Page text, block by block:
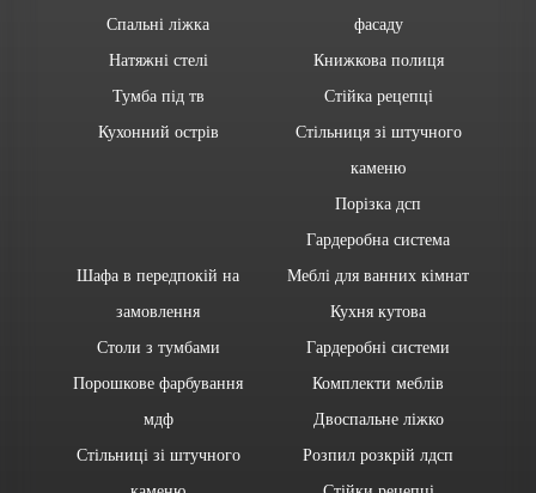
Спальні ліжка
Натяжні стелі
Тумба під тв
Кухонний острів
фасаду
Книжкова полиця
Стійка рецепці
Стільниця зі штучного
каменю
Порізка дсп
Гардеробна система
Шафа в передпокій на
замовлення
Столи з тумбами
Порошкове фарбування
мдф
Стільниці зі штучного
Меблі для ванних кімнат
Кухня кутова
Гардеробні системи
Комплекти меблів
Двоспальне ліжко
Розпил розкрій лдсп